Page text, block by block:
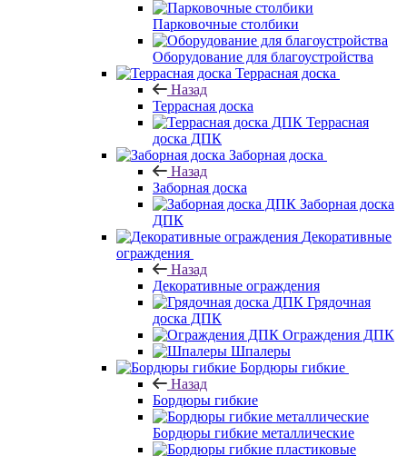
Парковочные столбики
Оборудование для благоустройства
Террасная доска
Назад
Террасная доска
Террасная
доска ДПК
Заборная доска
Назад
Заборная доска
Заборная доска
ДПК
Декоративные
ограждения
Назад
Декоративные ограждения
Грядочная
доска ДПК
Ограждения ДПК
Шпалеры
Бордюры гибкие
Назад
Бордюры гибкие
Бордюры гибкие металлические